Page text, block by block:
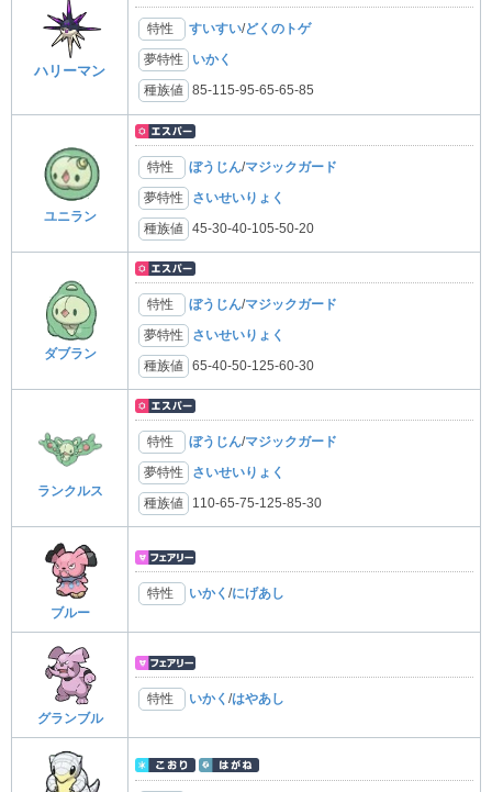
ハリーマン
特性 すいすい/どくのトゲ
夢特性 いかく
種族値 85-115-95-65-65-85
ユニラン
特性 ぼうじん/マジックガード
夢特性 さいせいりょく
種族値 45-30-40-105-50-20
ダブラン
特性 ぼうじん/マジックガード
夢特性 さいせいりょく
種族値 65-40-50-125-60-30
ランクルス
特性 ぼうじん/マジックガード
夢特性 さいせいりょく
種族値 110-65-75-125-85-30
ブルー
特性 いかく /にげあし
グランブル
特性 いかく /はやあし